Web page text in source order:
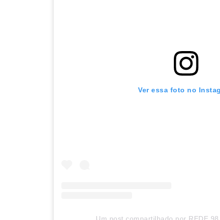
Ver essa foto no